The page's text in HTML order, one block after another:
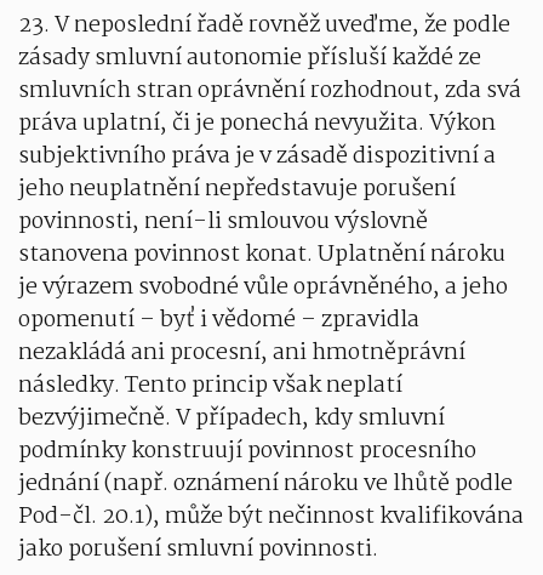
23. V neposlední řadě rovněž uveďme, že podle
zásady smluvní autonomie přísluší každé ze
smluvních stran oprávnění rozhodnout, zda svá
práva uplatní, či je ponechá nevyužita. Výkon
subjektivního práva je v zásadě dispozitivní a
jeho neuplatnění nepředstavuje porušení
povinnosti, není-li smlouvou výslovně
stanovena povinnost konat. Uplatnění nároku
je výrazem svobodné vůle oprávněného, a jeho
opomenutí – byť i vědomé – zpravidla
nezakládá ani procesní, ani hmotněprávní
následky. Tento princip však neplatí
bezvýjimečně. V případech, kdy smluvní
podmínky konstruují povinnost procesního
jednání (např. oznámení nároku ve lhůtě podle
Pod-čl. 20.1), může být nečinnost kvalifikována
jako porušení smluvní povinnosti.